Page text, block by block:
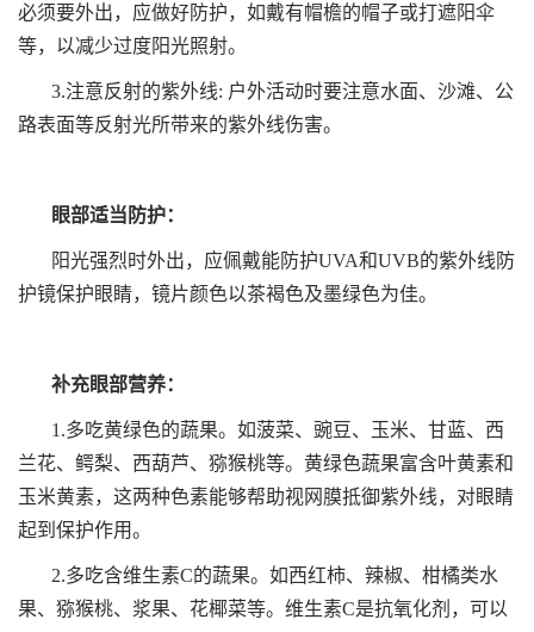
必须要外出，应做好防护，如戴有帽檐的帽子或打遮阳伞
等，以减少过度阳光照射。
3.注意反射的紫外线: 户外活动时要注意水面、沙滩、公
路表面等反射光所带来的紫外线伤害。
眼部适当防护：
阳光强烈时外出，应佩戴能防护UVA和UVB的紫外线防
护镜保护眼睛，镜片颜色以茶褐色及墨绿色为佳。
补充眼部营养：
1.多吃黄绿色的蔬果。如菠菜、豌豆、玉米、甘蓝、西
兰花、鳄梨、西葫芦、猕猴桃等。黄绿色蔬果富含叶黄素和
玉米黄素，这两种色素能够帮助视网膜抵御紫外线，对眼睛
起到保护作用。
2.多吃含维生素C的蔬果。如西红柿、辣椒、柑橘类水
果、猕猴桃、浆果、花椰菜等。维生素C是抗氧化剂，可以